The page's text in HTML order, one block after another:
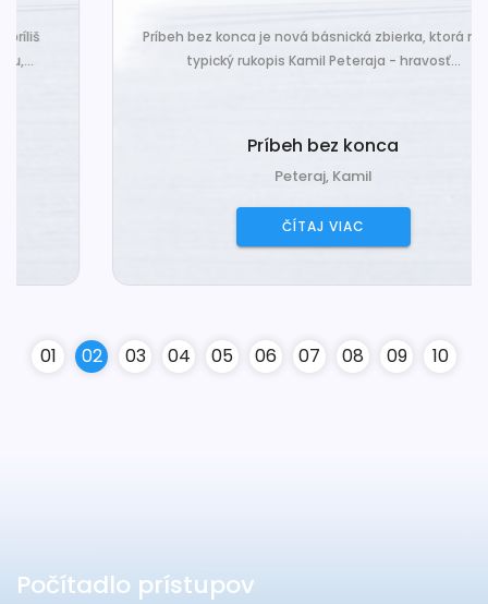
Príbeh bez konca je nová básnická zbierka, ktorá nesie
typický rukopis Kamil Peteraja - hravosť...
Príbeh bez konca
Peteraj, Kamil
ČÍTAJ VIAC
01 02 03 04 05 06 07 08 09 10
Počítadlo prístupov